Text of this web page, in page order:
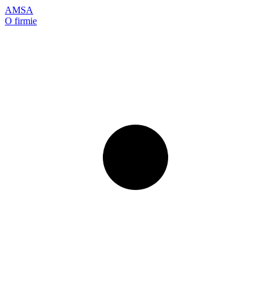
AMSA
O firmie